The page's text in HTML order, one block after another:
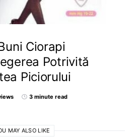
Ciorapi
Potrivită
Piciorului
3 minute read
MAY ALSO LIKE